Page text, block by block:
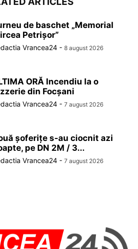
de baschet „Memorial
Petrișor”
Vrancea24 - 8 august 2026
ORĂ Incendiu la o
din Focșani
Vrancea24 - 7 august 2026
șoferițe s-au ciocnit azi
pe DN 2M / 3...
Vrancea24 - 7 august 2026